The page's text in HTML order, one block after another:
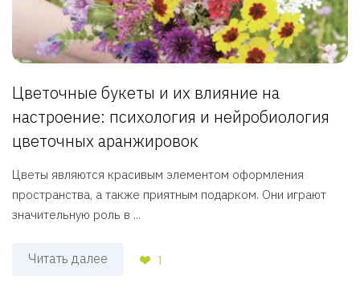
Цветочные букеты и их влияние на
настроение: психология и нейробиология
цветочных аранжировок
Цветы являются красивым элементом оформления
пространства, а также приятным подарком. Они играют
значительную роль в ...
Читать далее 1